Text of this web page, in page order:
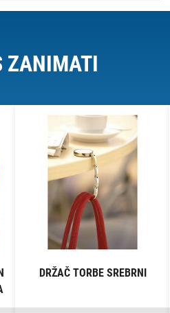
ZANIMATI
DRŽAČ TORBE SREBRNI